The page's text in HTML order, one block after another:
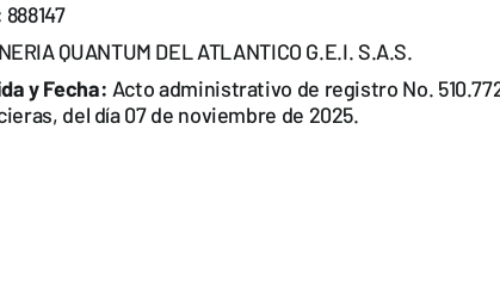
888147
QUANTUM DEL ATLANTICO G.E.I. S.A.S.
y Fecha: Acto administrativo de registro No.
del día 07 de noviembre de 2025.